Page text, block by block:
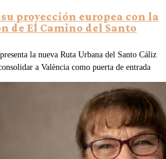
proyección europea con la
de El Camino del Santo
la nueva Ruta Urbana del Santo Cáliz
a València como puerta de entrada